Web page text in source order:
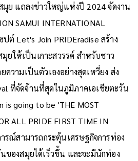
มุย แถลงข่าวใหญ่แห่งปี 2024 จัดงาน
SAMUI INTERNATIONAL
ปต์ Let's Join PRIDEradise สร้าง
ยให้เป็นเกาะสวรรค์ สำหรับชาว
ความเป็นตัวเองอย่างสุดเหวี่ยง ส่ง
ที่จัดจ้านที่สุดในภูมิภาคเอเชียตะวัน
is going to be 'THE MOST
ALL PRIDE FIRST TIME IN
ารณ์สามารถกระตุ้นเศรษฐกิจการท่อง
ของสมุยได้เร็วขึ้น และจะมีนักท่อง